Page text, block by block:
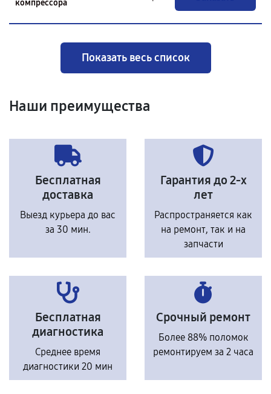
компрессора
Показать весь список
Наши преимущества
Бесплатная
доставка
Выезд курьера до вас
за 30 мин.
Гарантия до 2-х
лет
Распространяется как
на ремонт, так и на
запчасти
Бесплатная
диагностика
Среднее время
диагностики 20 мин
Срочный ремонт
Более 88% поломок
ремонтируем за 2 часа